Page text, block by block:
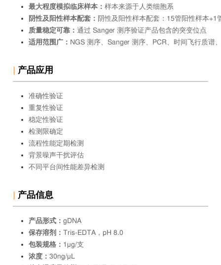
最大程度模拟临床样本： 样本来源于人类细胞系
阴性及阳性样本配套： 阴性及阳性样本配套：15管阳性样本+1
质量稳定可靠： 通过 Sanger 测序验证产品包含的突变位点
适用范围广： NGS 测序、Sanger 测序、PCR、时间飞行质谱
产品应用
准确性验证
重复性验证
稳定性验证
检测限确定
流程性能定期检测
背景噪声干扰评估
不同平台间性能差异检测
产品信息
产品形式： gDNA
保存溶剂：
Tris-EDTA，pH 8.0
包装规格： 1μg/支
浓度： 30ng/μL